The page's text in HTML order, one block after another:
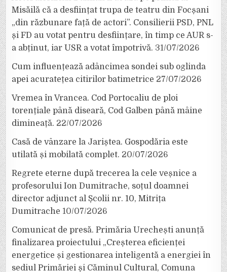
Misăilă că a desființat trupa de teatru din Focșani
„din răzbunare față de actori”. Consilierii PSD, PNL
și FD au votat pentru desființare, în timp ce AUR s-
a abținut, iar USR a votat împotrivă. 31/07/2026
Cum influențează adâncimea sondei sub oglinda
apei acuratețea citirilor batimetrice 27/07/2026
Vremea în Vrancea. Cod Portocaliu de ploi
torențiale până diseară, Cod Galben până mâine
dimineață. 22/07/2026
Casă de vânzare la Jariștea. Gospodăria este
utilată și mobilată complet. 20/07/2026
Regrete eterne după trecerea la cele veșnice a
profesorului Ion Dumitrache, soțul doamnei
director adjunct al Școlii nr. 10, Mitrița
Dumitrache 10/07/2026
Comunicat de presă. Primăria Urechești anunță
finalizarea proiectului „Creșterea eficienței
energetice și gestionarea inteligentă a energiei în
sediul Primăriei și Căminul Cultural, Comuna